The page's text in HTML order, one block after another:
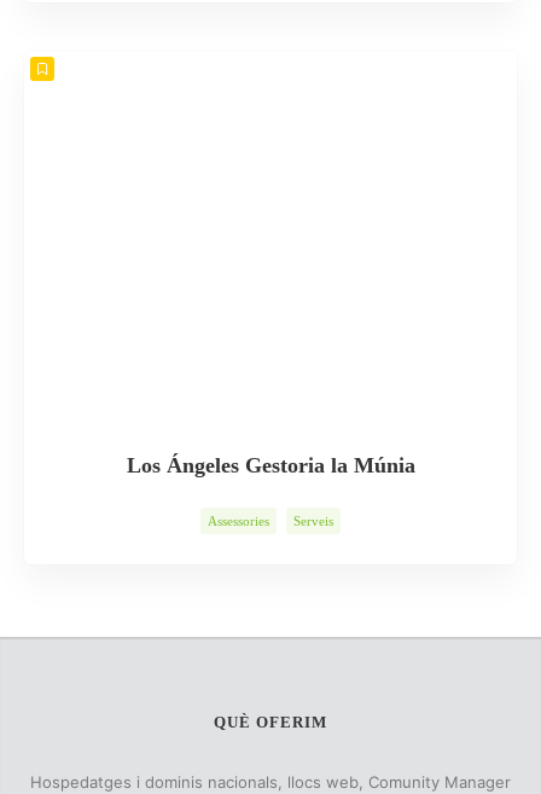
Los Ángeles Gestoria la Múnia
Assessories Serveis
QUÈ OFERIM
Hospedatges i dominis nacionals, llocs web, Comunity Manager